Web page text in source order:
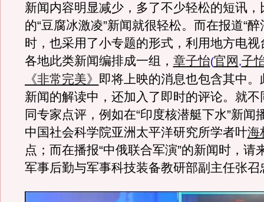
新闻内容明显减少，多了不少轻松的短讯，
的“豆腐冰激凌”新闻就很轻松。而在报道“醉
时，也采用了小专题的形式，利用地方电视
各地此类新闻编排成一组， 章子怡(官网,子
《非常完美》 即将上映的消息也包含其中。
新闻的解读中，还加入了即时的评论。就不
同专家点评，例如在“印度核潜艇下水”新闻
中国社会科学院亚洲太平洋研究所学者叶海
点；而在播报“中俄联合军演”的新闻时，请
军事后勤与军事科技装备教研部副主任张召